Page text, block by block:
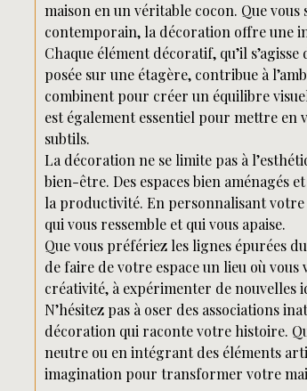
maison en un véritable cocon. Que
contemporain, la décoration offre une
Chaque élément décoratif, qu’il
posée sur une étagère, contribue à
combinent pour créer un équilibre
est également essentiel pour mettre en
subtils.
La décoration ne se limite pas à
bien-être. Des espaces bien aménagés
la productivité. En personnalisant
qui vous ressemble et qui vous apaise.
Que vous préfériez les lignes épurées
de faire de votre espace un lieu où
créativité, à expérimenter de nouvelles
N’hésitez pas à oser des associations
décoration qui raconte votre histoire.
neutre ou en intégrant des éléments
imagination pour transformer votre